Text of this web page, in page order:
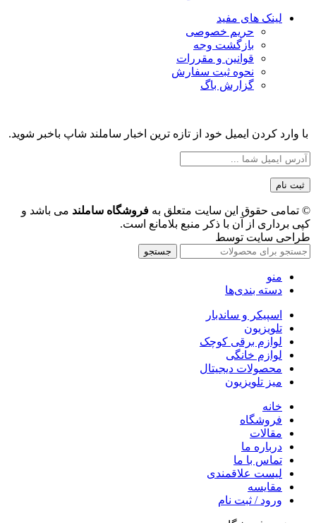
لینک های مفید
حریم خصوصی
بازگشت وجه
قوانین و مقررات
نحوه ثبت سفارش
گزارش باگ
با وارد کردن ایمیل خود از تازه ترین اخبار ساملند شاپ باخبر شوید.
© تمامی حقوق این سایت متعلق به فروشگاه ساملند می باشد و
کپی برداری از آن با ذکر منبع بلامانع است.
طراحی سایت توسط
جستجو
منو
دسته بندی‌ها
اسپیکر و ساندبار
تلویزیون
لوازم برقی کوچک
لوازم خانگی
محصولات دیجیتال
میز تلویزیون
خانه
فروشگاه
مقالات
درباره ما
تماس با ما
لیست علاقمندی
مقایسه
ورود / ثبت نام